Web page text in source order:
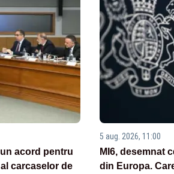
acord pentru
carcaselor de
5 aug. 2026, 11:00
MI6, desemnat
din Europa.